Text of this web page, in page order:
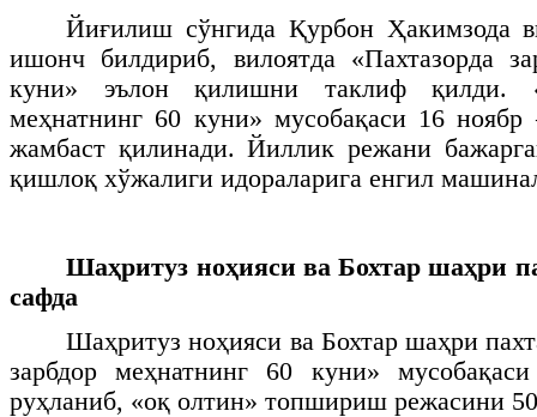
Йиғилиш сўнгида Қурбон Ҳакимзода
ишонч билдириб, вилоятда «Пахтазорда
куни» эълон қилишни таклиф қилди.
меҳнатнинг 60 куни» мусобақаси 16
жамбаст қилинади. Йиллик режани
қишлоқ хўжалиги идораларига енгил
Шаҳритуз ноҳияси ва Бохтар шаҳри
сафда
Шаҳритуз ноҳияси ва Бохтар шаҳри
зарбдор меҳнатнинг 60 куни»
руҳланиб, «оқ олтин» топшириш режасини